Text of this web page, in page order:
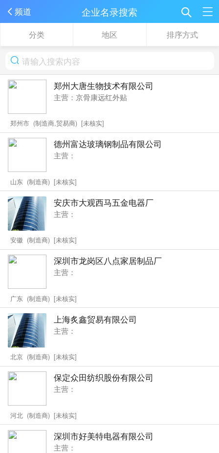
频道 企业名录搜索
分类 地区 排序方式
郑州大唐生物技术有限公司
主营：京骨康远红外贴
郑州市 (制造商,贸易商) [未核实]
德州富达玻璃钢制品有限公司
主营：
山东 (制造商) [未核实]
安庆市大观西马五金电器厂
主营：
安徽 (制造商) [未核实]
深圳市龙岗区八点家居制品厂
主营：
广东 (制造商) [未核实]
上海炙鑫贸易有限公司
主营：
北京 (制造商) [未核实]
保定众田纺织股份有限公司
主营：
河北 (制造商) [未核实]
深圳市好美特电器有限公司
主营：